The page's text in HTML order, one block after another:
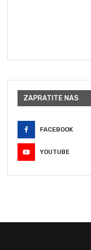
ZAPRATITE NAS
FACEBOOK
YOUTUBE